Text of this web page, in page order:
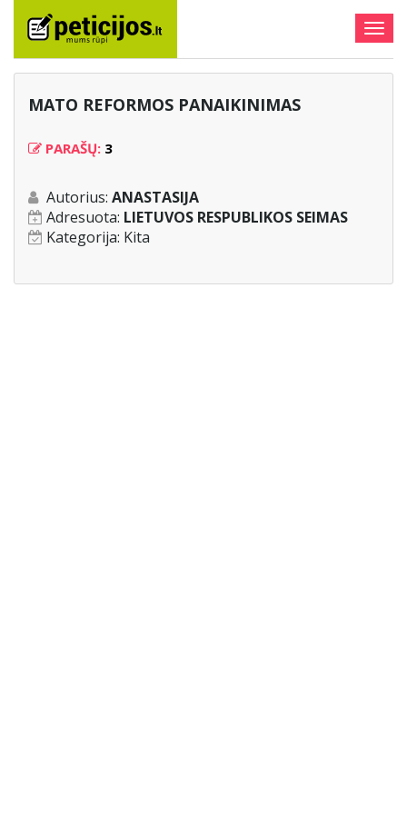
MATO REFORMOS PANAIKINIMAS
PARAŠŲ: 3
Autorius: ANASTASIJA
Adresuota: LIETUVOS RESPUBLIKOS SEIMAS
Kategorija: Kita